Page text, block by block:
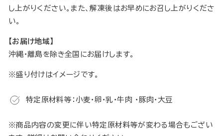
し上がりください。また、解凍後はお早めにお召し上がりくださ
い。
【お届け地域】
沖縄・離島を除き全国にお届けします。
※盛り付けはイメージです。
特定原材料等：小麦・卵・乳・牛肉 ・豚肉・大豆
※商品内容の変更に伴い特定原材料等が変わる場合もござい